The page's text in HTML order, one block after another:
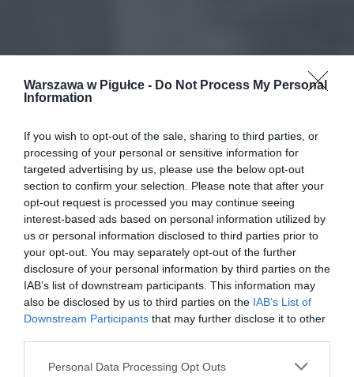
Warszawa w Pigułce - Do Not Process My Personal
Information
If you wish to opt-out of the sale, sharing to third parties, or
processing of your personal or sensitive information for
targeted advertising by us, please use the below opt-out
section to confirm your selection. Please note that after your
opt-out request is processed you may continue seeing
interest-based ads based on personal information utilized by
us or personal information disclosed to third parties prior to
your opt-out. You may separately opt-out of the further
disclosure of your personal information by third parties on the
IAB’s list of downstream participants. This information may
also be disclosed by us to third parties on the IAB’s List of
Downstream Participants that may further disclose it to other
Personal Data Processing Opt Outs